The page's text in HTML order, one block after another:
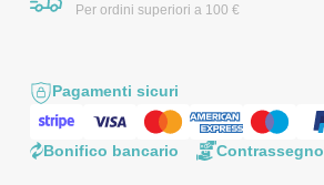
Per ordini superiori a 100 €
Pagamenti sicuri
Bonifico bancario Contrassegno